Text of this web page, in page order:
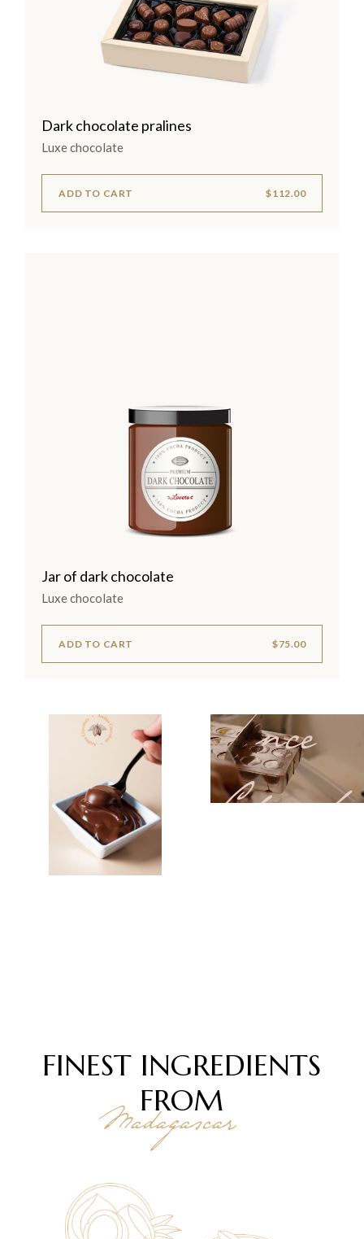
Dark chocolate pralines
Luxe chocolate
ADD TO CART $112.00
Jar of dark chocolate
Luxe chocolate
ADD TO CART $75.00
Experie
nce
Chosola
FINEST INGREDIENTS
FROM
Madagascar